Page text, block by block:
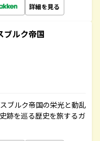
詳細を見る
ルク帝国
ブルク帝国の栄光と動乱
跡を巡る歴史を旅するガ